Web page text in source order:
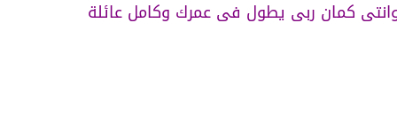
كمان ربى يطول فى عمرك وكامل عائلة